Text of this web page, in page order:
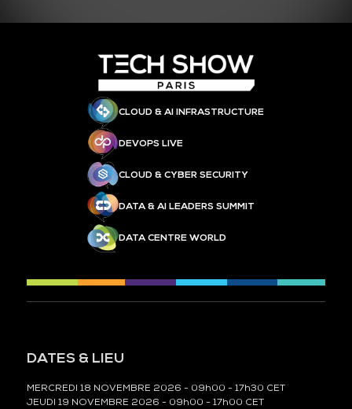
CLOUD & AI INFRASTRUCTURE
DEVOPS LIVE
CLOUD & CYBER SECURITY
DATA & AI LEADERS SUMMIT
DATA CENTRE WORLD
DATES & LIEU
MERCREDI 18 NOVEMBRE 2026 - 09h00 - 17h30 CET
JEUDI 19 NOVEMBRE 2026 - 09h00 - 17h00 CET